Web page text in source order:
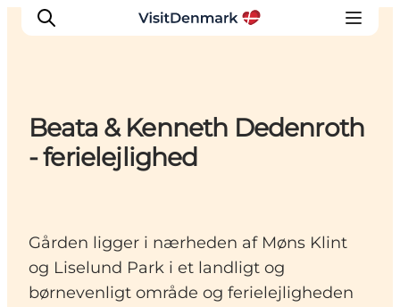
Inspiration
Destinationer
Planlæg ferien
Beata & Kenneth Dedenroth
- ferielejlighed
Gården ligger i nærheden af Møns Klint
og Liselund Park i et landligt og
børnevenligt område og ferielejligheden